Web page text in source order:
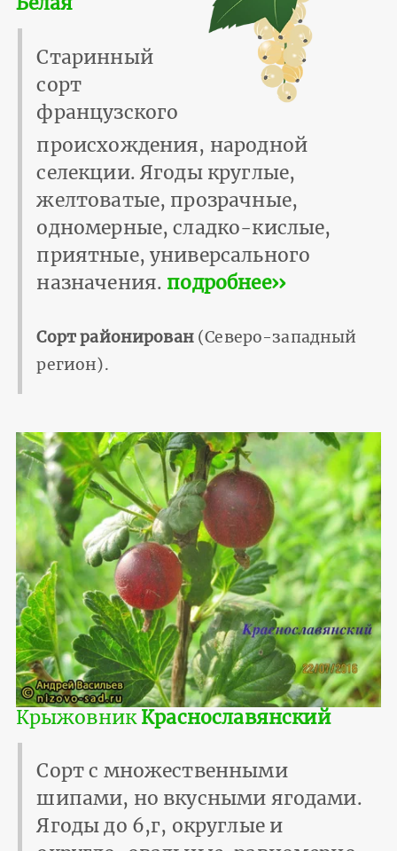
Старинный
сорт
французского
происхождения, народной
селекции. Ягоды круглые,
желтоватые, прозрачные,
одномерные, сладко-кислые,
приятные, универсального
назначения. подробнее››
Сорт районирован(Северо-западный
регион).
КрыжовникКраснославянский
Сорт с множественными
шипами, но вкусными ягодами.
Ягоды до 6,г, округлые и